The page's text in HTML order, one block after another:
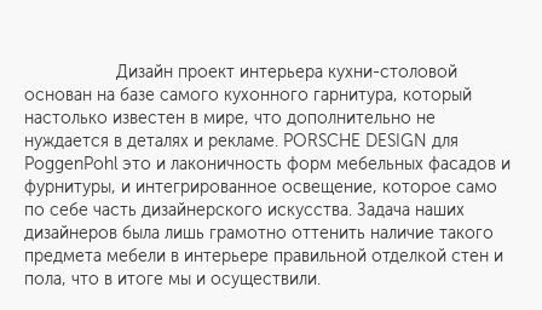
Дизайн проект интерьера кухни-столовой
основан на базе самого кухонного гарнитура, который
настолько известен в мире, что дополнительно не
нуждается в деталях и рекламе. PORSCHE DESIGN для
PoggenPohl это и лаконичность форм мебельных фасадов и
фурнитуры, и интегрированное освещение, которое само
по себе часть дизайнерского искусства. Задача наших
дизайнеров была лишь грамотно оттенить наличие такого
предмета мебели в интерьере правильной отделкой стен и
пола, что в итоге мы и осуществили.